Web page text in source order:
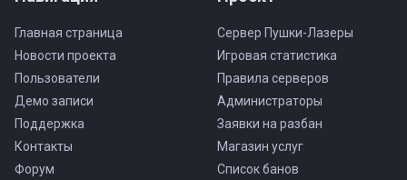
Главная страница
Новости проекта
Пользователи
Демо записи
Поддержка
Контакты
Форум
Сервер Пушки-Лазеры
Игровая статистика
Правила серверов
Администраторы
Заявки на разбан
Магазин услуг
Список банов